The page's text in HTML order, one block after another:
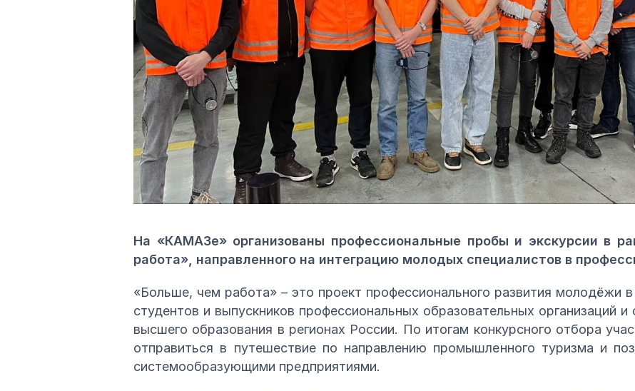
На «КАМАЗе» организованы профессиональные пробы и экскурсии в
работа», направленного на интеграцию молодых специалистов в
«Больше, чем работа» – это проект профессионального развития молодёжи
студентов и выпускников профессиональных образовательных организаций и
высшего образования в регионах России. По итогам конкурсного отбора
отправиться в путешествие по направлению промышленного туризма и
системообразующими предприятиями.